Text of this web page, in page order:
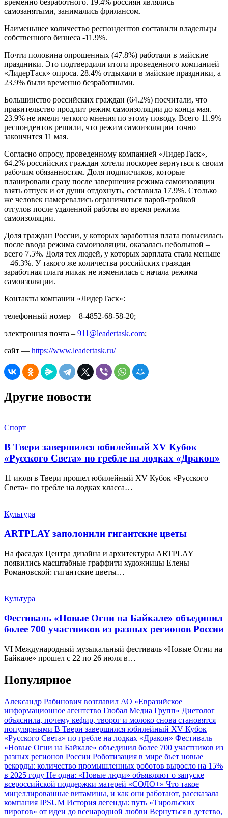
временно безработного. 19.4% россиян являлись
самозанятыми, занимались фрилансом.
Наименьшее количество респондентов составили владельцы
собственного бизнеса -11.9%.
Почти половина опрошенных (47.8%) работали в майские
праздники. Это подтвердили итоги проведенного компанией
«ЛидерТаск» опроса. 28.4% отдыхали в майские праздники, а
23.9% были временно безработными.
Большинство российских граждан (64.2%) посчитали, что
правительство продлит режим самоизоляции до конца мая.
23.9% не имели четкого мнения по этому поводу. Всего 11.9%
респондентов решили, что режим самоизоляции точно
закончится 11 мая.
Согласно опросу, проведенному компанией «ЛидерТаск»,
64.2% российских граждан хотели поскорее вернуться к своим
рабочим обязанностям. Доля подписчиков, которые
планировали сразу после завершения режима самоизоляции
взять отпуск и от души отдохнуть, составила 17.9%. Столько
же человек намеревались ограничиться парой-тройкой
отгулов после удаленной работы во время режима
самоизоляции.
Доля граждан России, у которых заработная плата повысилась
после ввода режима самоизоляции, оказалась небольшой –
всего 7.5%. Доля тех людей, у которых зарплата стала меньше
– 46.3%. У такого же количества российских граждан
заработная плата никак не изменилась с начала режима
самоизоляции.
Контакты компании «ЛидерТаск»:
телефонный номер – 8-4852-68-58-20;
электронная почта – 911@leadertask.com;
сайт — https://www.leadertask.ru/
Другие новости
Спорт
В Твери завершился юбилейный XV Кубок
«Русского Света» по гребле на лодках «Дракон»
11 июля в Твери прошел юбилейный XV Кубок «Русского
Света» по гребле на лодках класса…
Культура
ARTPLAY заполонили гигантские цветы
На фасадах Центра дизайна и архитектуры ARTPLAY
появились масштабные граффити художницы Елены
Романовской: гигантские цветы…
Культура
Фестиваль «Новые Огни на Байкале» объединил
более 700 участников из разных регионов России
VI Международный музыкальный фестиваль «Новые Огни на
Байкале» прошел с 22 по 26 июля в…
Популярное
Александр Рабинович возглавил АО «Евразийское
информационное агентство Глобал Медиа Групп» Диетолог
объяснила, почему кефир, творог и молоко снова становятся
популярными В Твери завершился юбилейный XV Кубок
«Русского Света» по гребле на лодках «Дракон» Фестиваль
«Новые Огни на Байкале» объединил более 700 участников из
разных регионов России Роботизация в мире бьет новые
рекорды: количество промышленных роботов выросло на 15%
в 2025 году Не одна: «Новые люди» объявляют о запуске
всероссийской поддержки матерей «СОЛО+» Что такое
мицеллированные витамины, и как они работают, рассказала
компания IPSUM История легенды: путь «Тирольских
пирогов» от идеи до всенародной любви Вернуться в детство,